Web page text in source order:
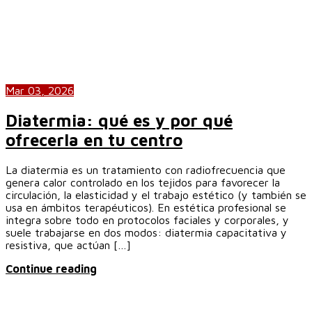
Mar 03, 2026
Diatermia: qué es y por qué
ofrecerla en tu centro
La diatermia es un tratamiento con radiofrecuencia que
genera calor controlado en los tejidos para favorecer la
circulación, la elasticidad y el trabajo estético (y también se
usa en ámbitos terapéuticos). En estética profesional se
integra sobre todo en protocolos faciales y corporales, y
suele trabajarse en dos modos: diatermia capacitativa y
resistiva, que actúan […]
Continue reading